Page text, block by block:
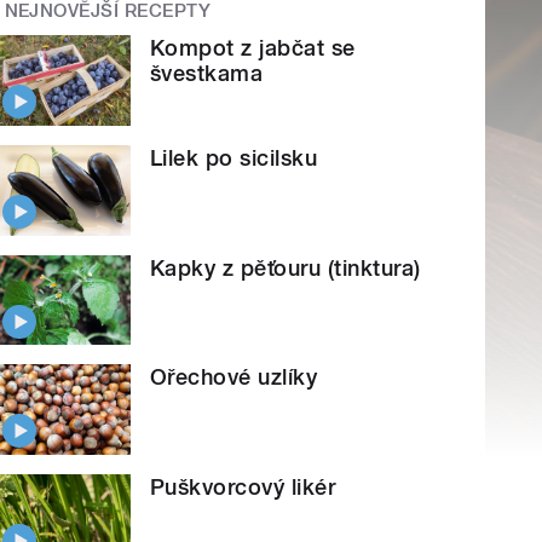
NEJNOVĚJŠÍ RECEPTY
Kompot z jabčat se
švestkama
Lilek po sicilsku
Kapky z pěťouru (tinktura)
Ořechové uzlíky
Puškvorcový likér